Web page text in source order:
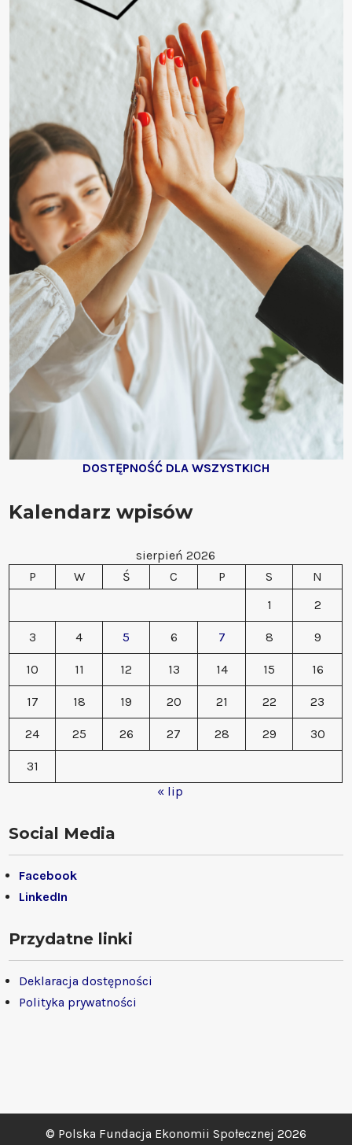
DOSTĘPNOŚĆ DLA WSZYSTKICH
Kalendarz wpisów
sierpień 2026
P
W Ś C P S
N
1
2
3 4 5 6 7 8 9
10 11 12 13 14 15 16
17 18 19 20 21 22 23
24 25 26 27 28 29 30
31
« lip
Social Media
Facebook
LinkedIn
Przydatne linki
Deklaracja dostępności
Polityka prywatności
© Polska Fundacja Ekonomii Społecznej 2026